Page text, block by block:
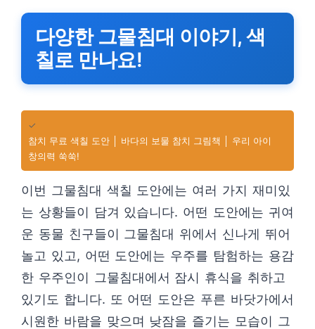
다양한 그물침대 이야기, 색
칠로 만나요!
✓
참치 무료 색칠 도안 │ 바다의 보물 참치 그림책 │ 우리 아이
창의력 쑥쑥!
이번 그물침대 색칠 도안에는 여러 가지 재미있
는 상황들이 담겨 있습니다. 어떤 도안에는 귀여
운 동물 친구들이 그물침대 위에서 신나게 뛰어
놀고 있고, 어떤 도안에는 우주를 탐험하는 용감
한 우주인이 그물침대에서 잠시 휴식을 취하고
있기도 합니다. 또 어떤 도안은 푸른 바닷가에서
시원한 바람을 맞으며 낮잠을 즐기는 모습이 그